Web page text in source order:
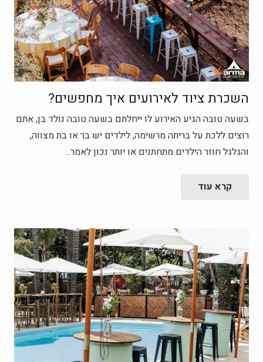
השכרת ציוד לאירועים איך מחפשים?
בשעה טובה הגיע האירוע לו ייחלתם בשעה טובה נולד בן, אתם
רוצים ללכת על בריתה מרשימה, לילדים יש בר או בת מצווה,
והגלגל חוזר הילדים מתחתנים או יותר נכון לאמר…
קרא עוד